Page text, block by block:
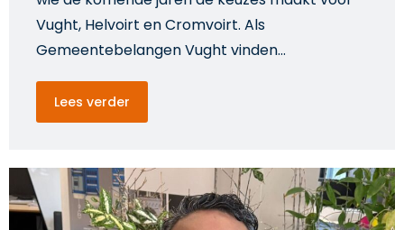
Vught, Helvoirt en Cromvoirt. Als
Gemeentebelangen Vught vinden…
Lees verder